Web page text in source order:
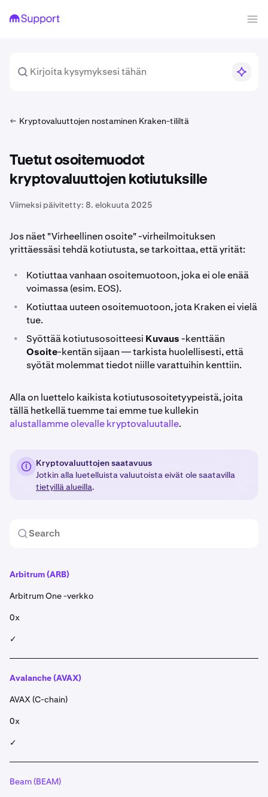
Kryptovaluuttojen nostaminen Kraken-tililtä
Tuetut osoitemuodot
kryptovaluuttojen kotiutuksille
Viimeksi päivitetty: 8. elokuuta 2025
Jos näet "Virheellinen osoite" -virheilmoituksen
yrittäessäsi tehdä kotiutusta, se tarkoittaa, että yrität:
•
Kotiuttaa vanhaan osoitemuotoon, joka ei ole enää
voimassa (esim. EOS).
•
Kotiuttaa uuteen osoitemuotoon, jota Kraken ei vielä
tue.
• Syöttää kotiutusosoitteesi Kuvaus-kenttään
Osoite-kentän sijaan — tarkista huolellisesti, että
syötät molemmat tiedot niille varattuihin kenttiin.
Alla on luettelo kaikista kotiutusosoitetyypeistä, joita
tällä hetkellä tuemme tai emme tue kullekin
alustallamme olevalle kryptovaluutalle.
Kryptovaluuttojen saatavuus
Jotkin alla luetelluista valuutoista eivät ole saatavilla
tietyillä alueilla.
Arbitrum(ARB)
Arbitrum One -verkko
0x
✓
Avalanche (AVAX)
AVAX (C-chain)
0x
✓
Beam (BEAM)